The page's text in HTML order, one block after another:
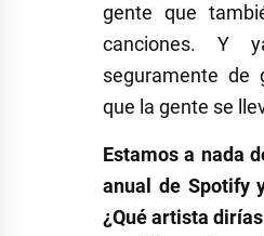
gente que
canciones. Y
seguramente de
que la gente se
Estamos a nada
anual de Spotify
¿Qué artista